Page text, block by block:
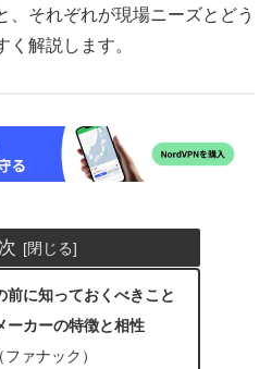
、それぞれが現場ニーズとどう
解説します。
前に知っておくべきこと
ーカーの特徴と相性
ァナック）